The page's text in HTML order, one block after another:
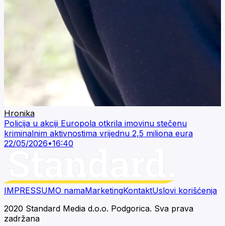
Hronika
Policija u akciji Europola otkrila imovinu stečenu
kriminalnim aktivnostima vrijednu 2,5 miliona eura
22/05/2026•16:40
IMPRESSUMO namaMarketingKontaktUslovi korišćenja
2020 Standard Media d.o.o. Podgorica. Sva prava
zadržana